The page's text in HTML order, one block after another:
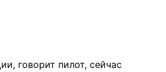
говорит пилот, сейчас